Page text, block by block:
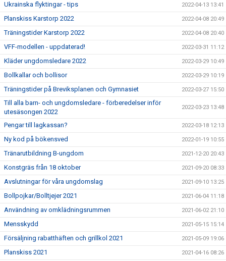
Ukrainska flyktingar - tips 2022-04-13 13:41
Planskiss Karstorp 2022 2022-04-08 20:49
Träningstider Karstorp 2022 2022-04-08 20:40
VFF-modellen - uppdaterad! 2022-03-31 11:12
Kläder ungdomsledare 2022 2022-03-29 10:49
Bollkallar och bollisor 2022-03-29 10:19
Träningstider på Breviksplanen och Gymnasiet 2022-03-27 15:50
Till alla barn- och ungdomsledare - förberedelser inför
utesäsongen 2022
2022-03-23 13:48
Pengar till lagkassan? 2022-03-18 12:13
Ny kod på bökensved 2022-01-19 10:55
Tränarutbildning B-ungdom 2021-12-20 20:43
Konstgräs från 18 oktober 2021-09-20 08:33
Avslutningar för våra ungdomslag 2021-09-10 13:25
Bollpojkar/Bolltjejer 2021 2021-06-04 11:18
Användning av omklädningsrummen 2021-06-02 21:10
Mensskydd 2021-05-15 15:14
Försäljning rabatthäften och grillkol 2021 2021-05-09 19:06
Planskiss 2021 2021-04-16 08:26